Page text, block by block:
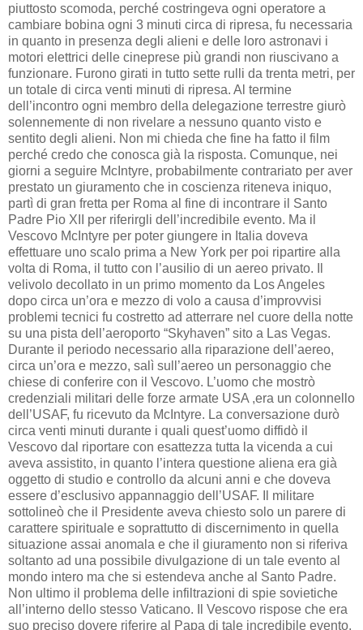
piuttosto scomoda, perché costringeva ogni operatore a
cambiare bobina ogni 3 minuti circa di ripresa, fu necessaria
in quanto in presenza degli alieni e delle loro astronavi i
motori elettrici delle cineprese più grandi non riuscivano a
funzionare. Furono girati in tutto sette rulli da trenta metri, per
un totale di circa venti minuti di ripresa. Al termine
dell’incontro ogni membro della delegazione terrestre giurò
solennemente di non rivelare a nessuno quanto visto e
sentito degli alieni. Non mi chieda che fine ha fatto il film
perché credo che conosca già la risposta. Comunque, nei
giorni a seguire McIntyre, probabilmente contrariato per aver
prestato un giuramento che in coscienza riteneva iniquo,
partì di gran fretta per Roma al fine di incontrare il Santo
Padre Pio XII per riferirgli dell’incredibile evento. Ma il
Vescovo McIntyre per poter giungere in Italia doveva
effettuare uno scalo prima a New York per poi ripartire alla
volta di Roma, il tutto con l’ausilio di un aereo privato. Il
velivolo decollato in un primo momento da Los Angeles
dopo circa un’ora e mezzo di volo a causa d’improvvisi
problemi tecnici fu costretto ad atterrare nel cuore della notte
su una pista dell’aeroporto “Skyhaven” sito a Las Vegas.
Durante il periodo necessario alla riparazione dell’aereo,
circa un’ora e mezzo, salì sull’aereo un personaggio che
chiese di conferire con il Vescovo. L’uomo che mostrò
credenziali militari delle forze armate USA ,era un colonnello
dell’USAF, fu ricevuto da McIntyre. La conversazione durò
circa venti minuti durante i quali quest’uomo diffidò il
Vescovo dal riportare con esattezza tutta la vicenda a cui
aveva assistito, in quanto l’intera questione aliena era già
oggetto di studio e controllo da alcuni anni e che doveva
essere d’esclusivo appannaggio dell’USAF. Il militare
sottolineò che il Presidente aveva chiesto solo un parere di
carattere spirituale e soprattutto di discernimento in quella
situazione assai anomala e che il giuramento non si riferiva
soltanto ad una possibile divulgazione di un tale evento al
mondo intero ma che si estendeva anche al Santo Padre.
Non ultimo il problema delle infiltrazioni di spie sovietiche
all’interno dello stesso Vaticano. Il Vescovo rispose che era
suo preciso dovere riferire al Papa di tale incredibile evento.